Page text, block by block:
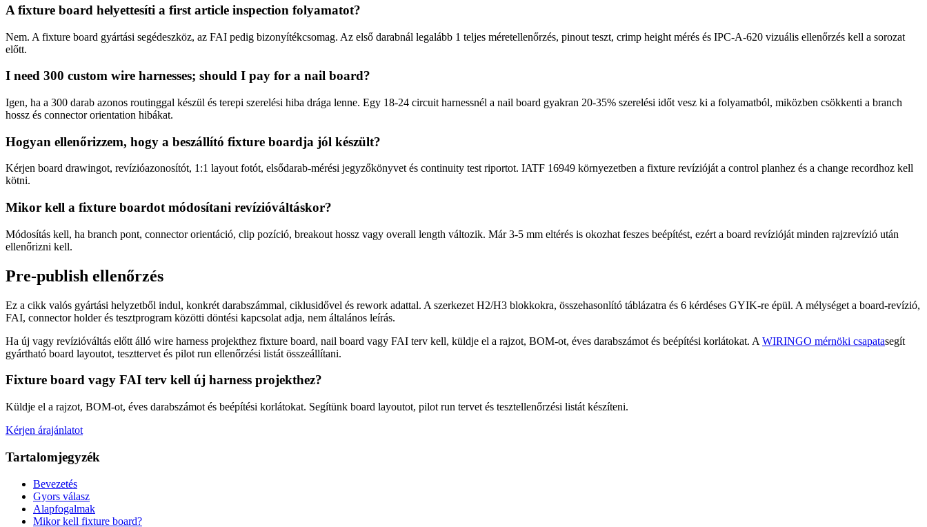
A fixture board helyettesíti a first article inspection folyamatot?
Nem. A fixture board gyártási segédeszköz, az FAI pedig bizonyítékcsomag. Az első darabnál legalább 1 teljes méretellenőrzés, pinout teszt, crimp height mérés és IPC-A-620 vizuális ellenőrzés kell a sorozat
előtt.
I need 300 custom wire harnesses; should I pay for a nail board?
Igen, ha a 300 darab azonos routinggal készül és terepi szerelési hiba drága lenne. Egy 18-24 circuit harnessnél a nail board gyakran 20-35% szerelési időt vesz ki a folyamatból, miközben csökkenti a branch
hossz és connector orientation hibákat.
Hogyan ellenőrizzem, hogy a beszállító fixture boardja jól készült?
Kérjen board drawingot, revízióazonosítót, 1:1 layout fotót, elsődarab-mérési jegyzőkönyvet és continuity test riportot. IATF 16949 környezetben a fixture revízióját a control planhez és a change recordhoz kell
kötni.
Mikor kell a fixture boardot módosítani revízióváltáskor?
Módosítás kell, ha branch pont, connector orientáció, clip pozíció, breakout hossz vagy overall length változik. Már 3-5 mm eltérés is okozhat feszes beépítést, ezért a board revízióját minden rajzrevízió után
ellenőrizni kell.
Pre-publish ellenőrzés
Ez a cikk valós gyártási helyzetből indul, konkrét darabszámmal, ciklusidővel és rework adattal. A szerkezet H2/H3 blokkokra, összehasonlító táblázatra és 6 kérdéses GYIK-re épül. A mélységet a board-revízió,
FAI, connector holder és tesztprogram közötti döntési kapcsolat adja, nem általános leírás.
Ha új vagy revízióváltás előtt álló wire harness projekthez fixture board, nail board vagy FAI terv kell, küldje el a rajzot, BOM-ot, éves darabszámot és beépítési korlátokat. A WIRINGO mérnöki csapatasegít
gyártható board layoutot, teszttervet és pilot run ellenőrzési listát összeállítani.
Fixture board vagy FAI terv kell új harness projekthez?
Küldje el a rajzot, BOM-ot, éves darabszámot és beépítési korlátokat. Segítünk board layoutot, pilot run tervet és tesztellenőrzési listát készíteni.
Kérjen árajánlatot
Tartalomjegyzék
Bevezetés
Gyors válasz
Alapfogalmak
Mikor kell fixture board?